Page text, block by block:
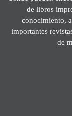
de libros
conocimiento,
importantes
de